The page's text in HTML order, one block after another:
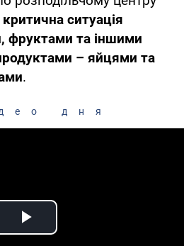
ситуація
фруктами та іншими
– яйцями та
.
дня
Play Video